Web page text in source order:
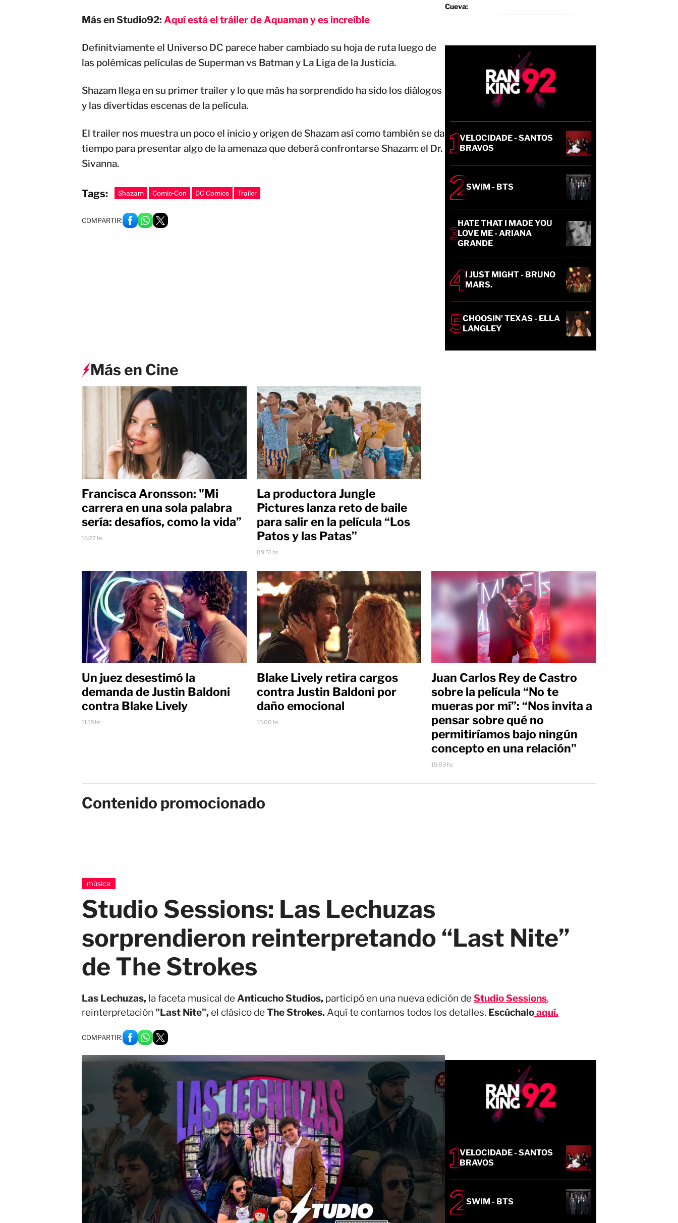
Más en Studio92: Aquí está el tráiler de Aquaman y es increíble
Definitviamente el Universo DC parece haber cambiado su hoja de ruta luego de
las polémicas películas de Superman vs Batman y La Liga de la Justicia.
Shazam llega en su primer trailer y lo que más ha sorprendido ha sido los diálogos
y las divertidas escenas de la película.
El trailer nos muestra un poco el inicio y origen de Shazam así como también se da
tiempo para presentar algo de la amenaza que deberá confrontarse Shazam: el Dr.
Sivanna.
Tags: Shazam Comic-Con DC Comics Trailer
COMPARTIR:
VELOCIDADE - SANTOS
BRAVOS
SWIM - BTS
HATE THAT I MADE YOU
LOVE ME - ARIANA
GRANDE
I JUST MIGHT - BRUNO
MARS.
CHOOSIN' TEXAS - ELLA
LANGLEY
Más en Cine
Francisca Aronsson: "Mi
carrera en una sola palabra
sería: desafíos, como la vida”
16:27 hs
La productora Jungle
Pictures lanza reto de baile
para salir en la película “Los
Patos y las Patas”
09:51 hs
Un juez desestimó la
demanda de Justin Baldoni
contra Blake Lively
11:19 hs
Blake Lively retira cargos
contra Justin Baldoni por
daño emocional
15:00 hs
Juan Carlos Rey de Castro
sobre la película “No te
mueras por mí”: “Nos invita a
pensar sobre qué no
permitiríamos bajo ningún
concepto en una relación"
15:03 hs
Contenido promocionado
música
Studio Sessions: Las Lechuzas
sorprendieron reinterpretando “Last Nite”
de The Strokes
Las Lechuzas, la faceta musical deAnticucho Studios, participó en una nueva edición deStudio Sessions,
reinterpretación "Last Nite", el clásico deThe Strokes. Aquí te contamos todos los detalles. Escúchaloaquí.
COMPARTIR:
VELOCIDADE - SANTOS
BRAVOS
SWIM - BTS